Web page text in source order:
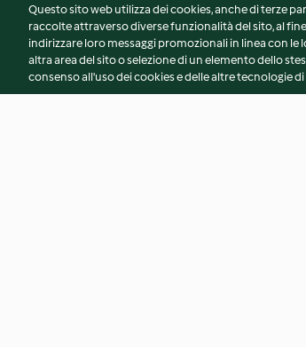
Questo sito web utilizza dei cookies, anche di terze
raccolte attraverso diverse funzionalità del sito, al
indirizzare loro messaggi promozionali in linea con le
altra area del sito o selezione di un elemento dello
consenso all'uso dei cookies e delle altre tecnologie